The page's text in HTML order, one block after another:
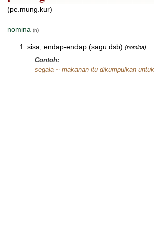
(pe.mung.kur)
nomina (n)
sisa; endap-endap (sagu dsb) (nomina)
Contoh:
segala ~ makanan itu dikumpulkan